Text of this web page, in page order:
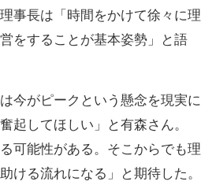
事長は「時間をかけて徐々に理
をすることが基本姿勢」と語
今がピークという懸念を現実に
起してほしい」と有森さん。
可能性がある。そこからでも理
ける流れになる」と期待した。